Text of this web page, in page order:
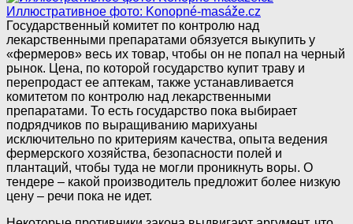
Иллюстративное фото: Konopné-masáže.cz
Государственный комитет по контролю над
лекарственными препаратами обязуется выкупить у
«фермеров» весь их товар, чтобы он не попал на черный
рынок. Цена, по которой государство купит траву и
перепродаст ее аптекам, также устанавливается
комитетом по контролю над лекарственными
препаратами. То есть государство пока выбирает
подрядчиков по выращиванию марихуаны
исключительно по критериям качества, опыта ведения
фермерского хозяйства, безопасности полей и
плантаций, чтобы туда не могли проникнуть воры. О
тендере – какой производитель предложит более низкую
цену – речи пока не идет.